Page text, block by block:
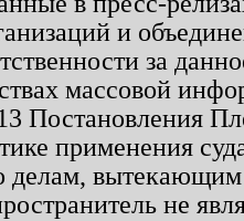
и
за
массовой
Постановления
применения
вытекающим
не